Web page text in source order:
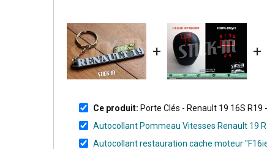
+ +
Ce produit: Porte Clés - Renault 19 16S
Autocollant Pommeau Vitesses Renault 19
Autocollant restauration cache moteur